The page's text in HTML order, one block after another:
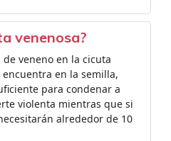
venenosa?
veneno en la cicuta
en la semilla,
para condenar a
violenta mientras que si
alrededor de 10